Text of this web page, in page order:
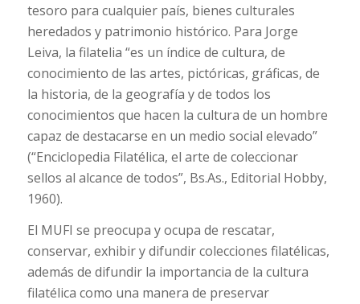
tesoro para cualquier país, bienes culturales
heredados y patrimonio histórico. Para Jorge
Leiva, la filatelia “es un índice de cultura, de
conocimiento de las artes, pictóricas, gráficas, de
la historia, de la geografía y de todos los
conocimientos que hacen la cultura de un hombre
capaz de destacarse en un medio social elevado”
(“Enciclopedia Filatélica, el arte de coleccionar
sellos al alcance de todos”, Bs.As., Editorial Hobby,
1960).
El MUFI se preocupa y ocupa de rescatar,
conservar, exhibir y difundir colecciones filatélicas,
además de difundir la importancia de la cultura
filatélica como una manera de preservar